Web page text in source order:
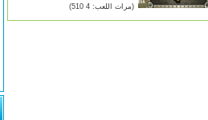
(مرات اللعب: 4 510)